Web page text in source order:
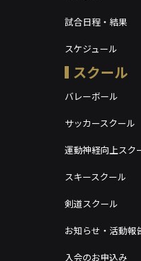
試合日程・結果
スケジュール
スクール
バレーボール
サッカースクール
運動神経向上スク
スキースクール
剣道スクール
お知らせ・活動報
入会のお申込み